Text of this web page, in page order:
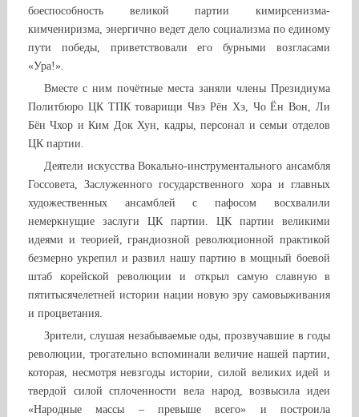
боеспособность великой партии кимирсенизма-
кимчениризма, энергично ведет дело социализма по единому
пути победы, приветствовали его бурными возгласами
«Ура!».
Вместе с ним почётные места заняли члены Президиума
Политбюро ЦК ТПК товарищи Чвэ Рён Хэ, Чо Ён Вон, Ли
Бён Чхор и Ким Док Хун, кадры, персонал и семьи отделов
ЦК партии.
Деятели искусства Вокально-инструментального ансамбля
Госсовета, Заслуженного государственного хора и главных
художественных ансамблей с пафосом восхвалили
немеркнущие заслуги ЦК партии. ЦК партии великими
идеями и теорией, грандиозной революционной практикой
безмерно укрепил и развил нашу партию в мощный боевой
штаб корейской революции и открыл самую славную в
пятитысячелетней истории нации новую эру самовыживания
и процветания.
Зрители, слушая незабываемые оды, прозвучавшие в годы
революции, трогательно вспоминали величие нашей партии,
которая, несмотря невзгоды истории, силой великих идей и
твердой силой сплоченности вела народ, возвысила идеи
«Народные массы – превыше всего» и построила